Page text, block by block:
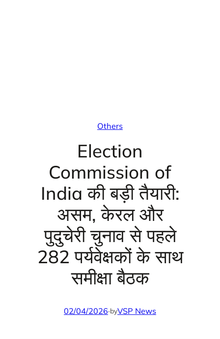
Others
Election
Commission of
India की बड़ी तैयारी:
असम, केरल और
पुदुचेरी चुनाव से पहले
282 पर्यवेक्षकों के साथ
समीक्षा बैठक
02/04/2026·byVSP News